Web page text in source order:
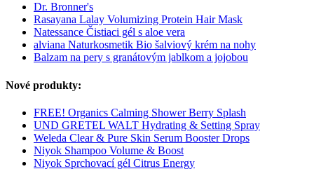
Dr. Bronner's
Rasayana Lalay Volumizing Protein Hair Mask
Natessance Čistiaci gél s aloe vera
alviana Naturkosmetik Bio šalviový krém na nohy
Balzam na pery s granátovým jablkom a jojobou
Nové produkty:
FREE! Organics Calming Shower Berry Splash
UND GRETEL WALT Hydrating & Setting Spray
Weleda Clear & Pure Skin Serum Booster Drops
Niyok Shampoo Volume & Boost
Niyok Sprchovací gél Citrus Energy